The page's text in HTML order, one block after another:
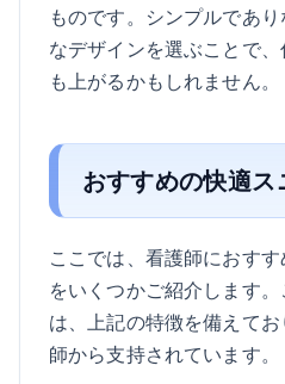
ものです。シンプルであ
なデザインを選ぶことで
も上がるかもしれません。
おすすめの快適ス
ここでは、看護師におす
をいくつかご紹介します
は、上記の特徴を備えて
師から支持されています。